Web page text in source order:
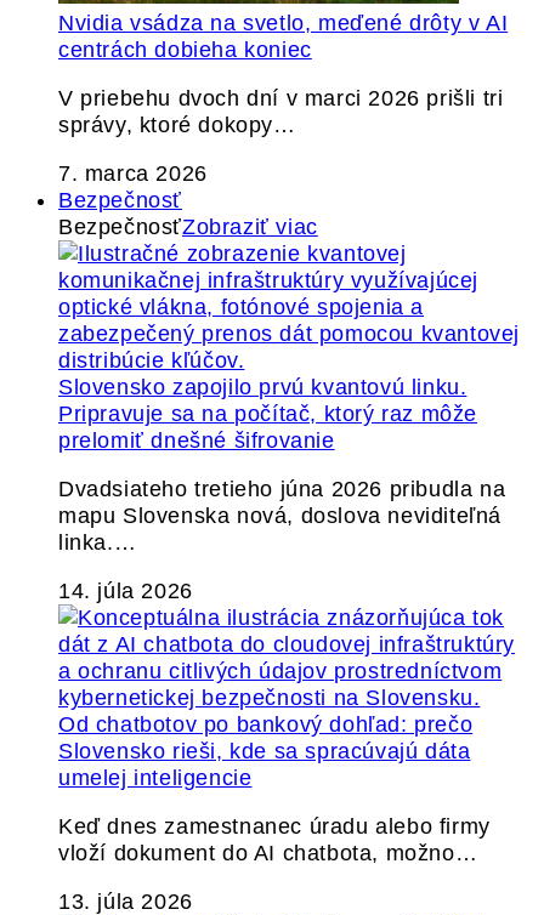
Nvidia vsádza na svetlo, meďené drôty v AI
centrách dobieha koniec
V priebehu dvoch dní v marci 2026 prišli tri
správy, ktoré dokopy…
7. marca 2026
Bezpečnosť
BezpečnosťZobraziť viac
Slovensko zapojilo prvú kvantovú linku.
Pripravuje sa na počítač, ktorý raz môže
prelomiť dnešné šifrovanie
Dvadsiateho tretieho júna 2026 pribudla na
mapu Slovenska nová, doslova neviditeľná
linka.…
14. júla 2026
Od chatbotov po bankový dohľad: prečo
Slovensko rieši, kde sa spracúvajú dáta
umelej inteligencie
Keď dnes zamestnanec úradu alebo firmy
vloží dokument do AI chatbota, možno…
13. júla 2026